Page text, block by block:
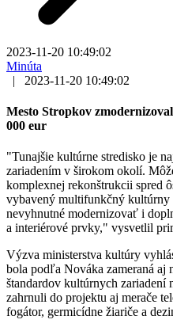
2023-11-20 10:49:02
Minúta
|
2023-11-20 10:49:02
Mesto Stropkov
000 eur
"Tunajšie kultúrne stredisko je
zariadením v širokom okolí.
komplexnej rekonštrukcii spred
vybavený multifunkčný kultúrny
nevyhnutné modernizovať i
a interiérové prvky," vysvetlil
Výzva ministerstva kultúry
bola podľa Nováka zameraná aj
štandardov kultúrnych zariadení
zahrnuli do projektu aj merače
fogátor, germicídne žiariče a